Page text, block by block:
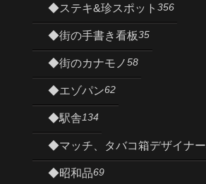
◆ステキ&珍スポット 356
◆街の手書き看板35
◆街のカナモノ58
◆エゾパン62
◆駅舎134
◆マッチ、タバコ箱デザイナー
◆昭和品69